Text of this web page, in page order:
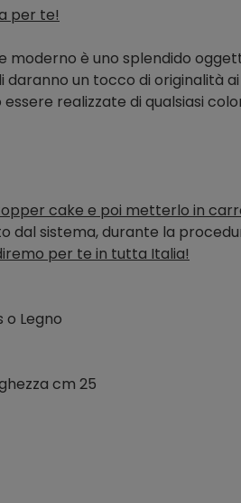
per te!
moderno è uno splendido
un tocco di originalità
realizzate di qualsiasi
cake e poi metterlo in
dal sistema, durante la
per te in tutta Italia!
Legno
cm 25